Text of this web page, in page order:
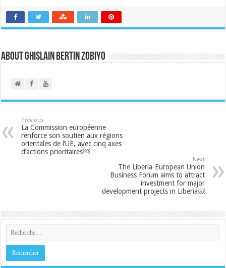
About Ghislain Bertin Zobiyo
Previous
La Commission européenne
renforce son soutien aux régions
orientales de l’UE, avec cinq axes
d’actions prioritaires￼
Next
The Liberia-European Union
Business Forum aims to attract
investment for major
development projects in Liberia￼